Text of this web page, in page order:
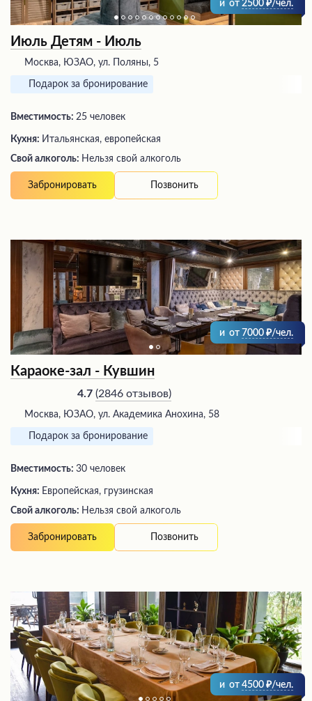
и от 2500 /чел.
Июль Детям - Июль
Москва, ЮЗАО, ул. Поляны, 5
Подарок за бронирование
Вместимость: 25 человек
Кухня: Итальянская, европейская
Свой алкоголь: Нельзя свой алкоголь
Забронировать Позвонить
и от 7000 /чел.
Караоке-зал - Кувшин
4.7 (2846 отзывов)
Москва, ЮЗАО, ул. Академика Анохина, 58
Подарок за бронирование
Вместимость: 30 человек
Кухня: Европейская, грузинская
Свой алкоголь: Нельзя свой алкоголь
Забронировать Позвонить
и от 4500 /чел.